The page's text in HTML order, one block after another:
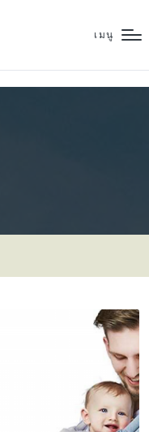
เมนู